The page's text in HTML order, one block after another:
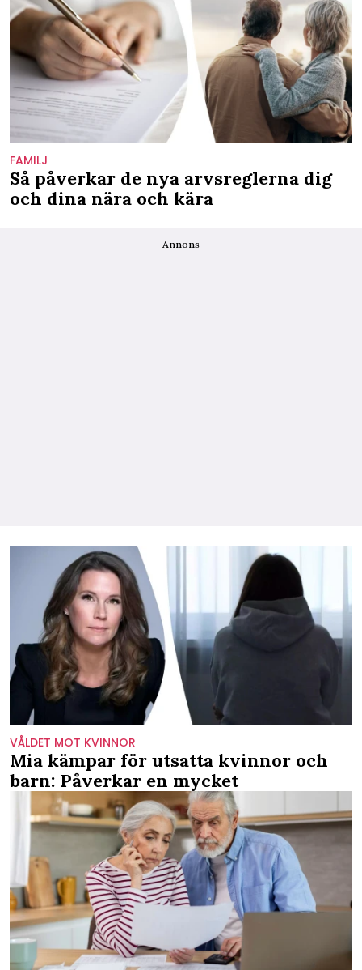
FAMILJ
Så påverkar de nya arvsreglerna dig
och dina nära och kära
Annons
VÅLDET MOT KVINNOR
Mia kämpar för utsatta kvinnor och
barn: Påverkar en mycket